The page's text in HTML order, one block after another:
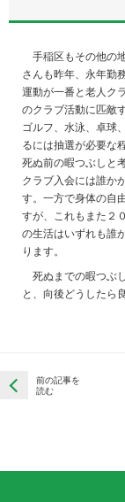
手稲区もその他の
さんも昨年、永年勤
運動が一番と老人ク
のクラブ活動に匹敵
ゴルフ、水泳、卓球
るには抽選が必要な
死ぬ前の暇つぶしと
クラブ入会には誰か
す。一方で身体の自
すが、これもまた２
の生活はいずれも誰
ります。
死ぬまでの暇つぶ
と、向後どうしたら
前の記事を
読む